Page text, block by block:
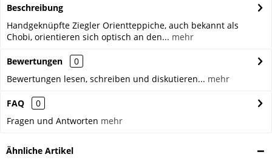
Beschreibung
Handgeknüpfte Ziegler Orientteppiche, auch bekannt als
Chobi, orientieren sich optisch an den... mehr
Bewertungen
0
Bewertungen lesen, schreiben und diskutieren... mehr
FAQ
0
Fragen und Antworten mehr
Ähnliche Artikel